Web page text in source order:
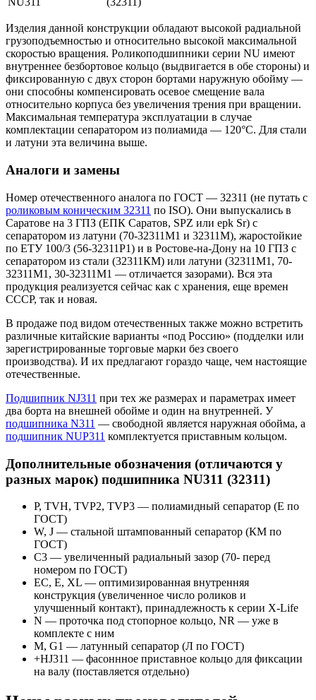
Изделия данной конструкции обладают высокой радиальной
грузоподъемностью и относительно высокой максимальной
скоростью вращения. Роликоподшипники серии NU имеют
внутреннее безбортовое кольцо (выдвигается в обе стороны) и
фиксированную с двух сторон бортами наружную обойму —
они способны компенсировать осевое смещение вала
относительно корпуса без увеличения трения при вращении.
Максимальная температура эксплуатации в случае
комплектации сепаратором из полиамида — 120°C. Для стали
и латуни эта величина выше.
Аналоги и замены
Номер отечественного аналога по ГОСТ — 32311 (не путать с
роликовым коническим 32311 по ISO). Они выпускались в
Саратове на 3 ГПЗ (ЕПК Саратов, SPZ или epk Sr) с
сепаратором из латуни (70-32311M1 и 32311М), жаростойкие
по ЕТУ 100/3 (56-32311Р1) и в Ростове-на-Дону на 10 ГПЗ с
сепаратором из стали (32311КМ) или латуни (32311М1, 70-
32311М1, 30-32311М1 — отличается зазорами). Вся эта
продукция реализуется сейчас как с хранения, еще времен
СССР, так и новая.
В продаже под видом отечественных также можно встретить
различные китайские варианты «под Россию» (подделки или
зарегистрированные торговые марки без своего
производства). И их предлагают гораздо чаще, чем настоящие
отечественные.
Подшипник NJ311 при тех же размерах и параметрах имеет
два борта на внешней обойме и один на внутренней. У
подшипника N311 — свободной является наружная обойма, а
подшипник NUP311 комплектуется приставным кольцом.
Дополнительные обозначения (отличаются у
разных марок) подшипника NU311 (32311)
P, TVH, TVP2, TVP3 — полиамидный сепаратор (Е по
ГОСТ)
W, J — стальной штампованный сепаратор (КМ по
ГОСТ)
С3 — увеличенный радиальный зазор (70- перед
номером по ГОСТ)
EC, E, XL — оптимизированная внутренняя
конструкция (увеличенное число роликов и
улучшенный контакт), принадлежность к серии X-Life
N — проточка под стопорное кольцо, NR — уже в
комплекте с ним
М, G1 — латунный сепаратор (Л по ГОСТ)
+HJ311 — фасоннное приставное кольцо для фиксации
на валу (поставляется отдельно)